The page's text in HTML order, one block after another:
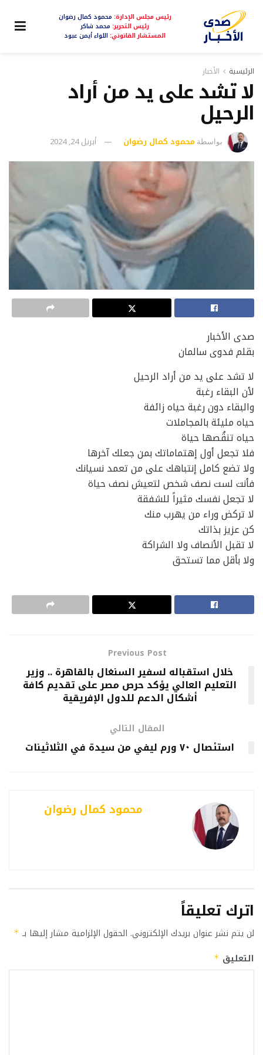
رئيس مجلس الإدارة: محمود كمال رضوان
رئيس التحرير: محمد شاكر
المستشار القانوني: اللواء أيمن عبود
الرئيسية الأخبار
لا تشد على يد من أراد
الرحيل
بواسطة محمود كمال رضوان أبريل 24, 2024
صدى الأخبار
بقلم فدوى سالمان
لا تشد على يد من أراد الرحيل
لأن البقاء رغبة
والبقاء دون رغبة حياه زائفة
حياه مليئة بالمجاملات
حياه تنقُصها حياة
فلا تجعل أول إهتماماتك بمن جعلك آخرها
ولا تضع كامل إنتباهك على من تعمد نسيانك
فأنت لست نصف شخص لتعيش نصف حياة
لا تجعل نفسك مثيراً للشفقة
لا تركض وراء من يهرب منك
كن عزيز بذاتك
لا تقبل الأنصاف ولا الشراكة
ولا بأقل مما تستحق
Previous Post
خلال استقباله لسفير السنغال بالقاهرة .. وزير
التعليم العالي يؤكد حرص مصر على تقديم كافة
أشكال الدعم للدول الإفريقية
المقال التالي
استئصال ٧٠ ورم ليفي من سيدة في الثلاثينات
محمود كمال رضوان
اترك تعليقاً
لن يتم نشر عنوان بريدك الإلكتروني. الحقول الإلزامية مشار إليها بـ *
التعليق *